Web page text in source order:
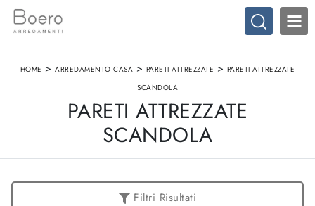
HOME >ARREDAMENTO CASA > PARETI ATTREZZATE > PARETI ATTREZZATE
SCANDOLA
PARETI ATTREZZATE
SCANDOLA
Filtri Risultati